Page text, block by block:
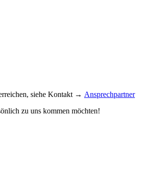
siehe Kontakt → Ansprechpartner
zu uns kommen möchten!